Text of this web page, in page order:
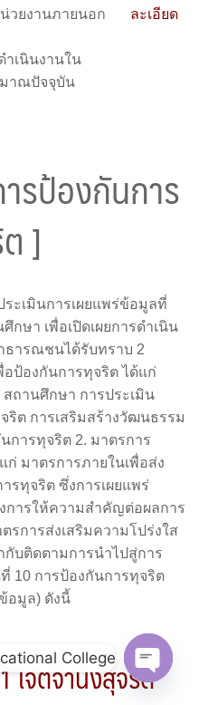
วยงานภายนอก
ำเนินงานใน
าณปัจจุบัน
ละเอียด
รป้องกันการ
]
ะเมินการเผยแพร่ข้อมูลที่
กษา เพื่อเปิดเผยการดำเนิน
ธารณชนได้รับทราบ 2
อป้องกันการทุจริต ได้แก่
สถานศึกษา การประเมิน
ริต การเสริมสร้างวัฒนธรรม
การทุจริต 2. มาตรการ
ก่ มาตรการภายในเพื่อส่ง
รทุจริต ซึ่งการเผยแพร่
การให้ความสำคัญต่อผลการ
รการส่งเสริมความโปร่งใส
บติดตามการนำไปสู่การ
10 การป้องกันการทุจริต
อมูล) ดังนี้
จตจำนงสุจริต
College
Open